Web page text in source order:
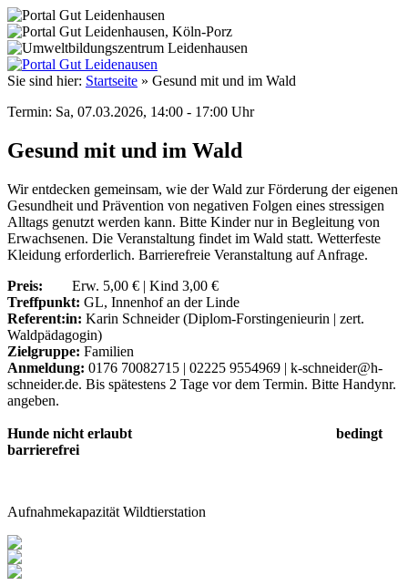
Sie sind hier: Startseite » Gesund mit und im Wald
Termin: Sa, 07.03.2026, 14:00 - 17:00 Uhr
Gesund mit und im Wald
Wir entdecken gemeinsam, wie der Wald zur Förderung der eigenen
Gesundheit und Prävention von negativen Folgen eines stressigen
Alltags genutzt werden kann. Bitte Kinder nur in Begleitung von
Erwachsenen. Die Veranstaltung findet im Wald statt. Wetterfeste
Kleidung erforderlich. Barrierefreie Veranstaltung auf Anfrage.
Preis:
Erw. 5,00 € | Kind 3,00 €
Treffpunkt: GL, Innenhof an der Linde
Referent:in: Karin Schneider (Diplom-Forstingenieurin | zert.
Waldpädagogin)
Zielgruppe: Familien
Anmeldung: 0176 70082715 | 02225 9554969 | k-schneider@h-
schneider.de. Bis spätestens 2 Tage vor dem Termin. Bitte Handynr.
angeben.
Hunde nicht erlaubt bedingt
barrierefrei
Aufnahmekapazität Wildtierstation